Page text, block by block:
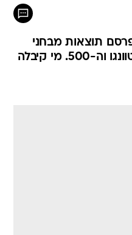
תוצאות מבחני
ריסוק חדשים לסיד, 308, טוונגו וה-500. מי קיבלה